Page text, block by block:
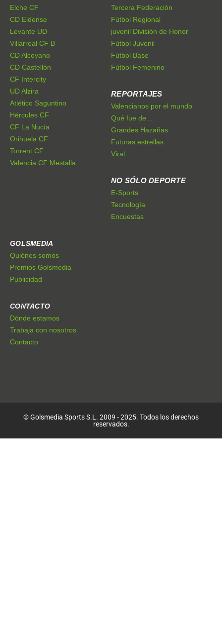
Elche CF
CD Eldense
Levante UD
Villarreal CF B
CD Alcoyano
CD Castellón
CF Intercity
UD Alzira
Atlético Saguntino
Hércules CF
CF La Nucía
Orihuela CF
Torrent CF
Valencia CF Mestalla
Tercera Federación
Fútbol Regional
juvenil División de Honor
Fútbol Juvenil
Fútbol Base
Fútbol Femenino
REPORTAJES
Valencianos por el mundo
Qué fue de...
Grandes Hazañas
Futuras estrellas
Viral
NO SÓLO DEPORTE
E-Sports
Tecnología
Encuestas
GOLSMEDIA
Quiénes somos
Premios Golsmedia
Publicidad
CONTACTO
Dónde estamos
Trabaja con nosotros
Contacto
© Golsmedia Sports S.L. 2009 - 2025. Todos los derechos
reservados.